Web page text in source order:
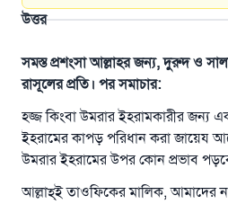
উত্তর
সমস্ত প্রশংসা আল্লাহর জন্য, দুরুদ ও
রাসূলের প্রতি। পর সমাচার:
হজ্জ কিংবা উমরার ইহরামকারীর জন্য
ইহরামের কাপড় পরিধান করা জায়েয
উমরার ইহরামের উপর কোন প্রভাব
আল্লাহ্‌ই তাওফিকের মালিক, আমাদের
উত্তর নম্বর ১১০৮৪৫